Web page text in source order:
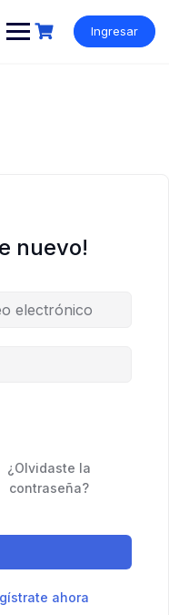
Ingresar
nuevo!
¿Olvidaste la
contraseña?
ahora